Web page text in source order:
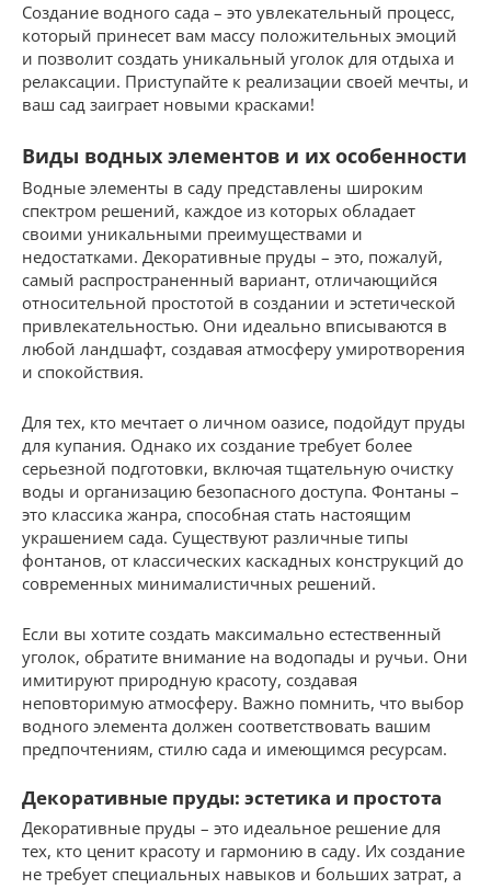
Создание водного сада – это увлекательный процесс,
который принесет вам массу положительных эмоций
и позволит создать уникальный уголок для отдыха и
релаксации. Приступайте к реализации своей мечты, и
ваш сад заиграет новыми красками!
Виды водных элементов и их особенности
Водные элементы в саду представлены широким
спектром решений, каждое из которых обладает
своими уникальными преимуществами и
недостатками. Декоративные пруды – это, пожалуй,
самый распространенный вариант, отличающийся
относительной простотой в создании и эстетической
привлекательностью. Они идеально вписываются в
любой ландшафт, создавая атмосферу умиротворения
и спокойствия.
Для тех, кто мечтает о личном оазисе, подойдут пруды
для купания. Однако их создание требует более
серьезной подготовки, включая тщательную очистку
воды и организацию безопасного доступа. Фонтаны –
это классика жанра, способная стать настоящим
украшением сада. Существуют различные типы
фонтанов, от классических каскадных конструкций до
современных минималистичных решений.
Если вы хотите создать максимально естественный
уголок, обратите внимание на водопады и ручьи. Они
имитируют природную красоту, создавая
неповторимую атмосферу. Важно помнить, что выбор
водного элемента должен соответствовать вашим
предпочтениям, стилю сада и имеющимся ресурсам.
Декоративные пруды: эстетика и простота
Декоративные пруды – это идеальное решение для
тех, кто ценит красоту и гармонию в саду. Их создание
не требует специальных навыков и больших затрат, а